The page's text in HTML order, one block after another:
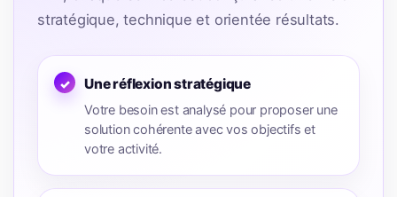
stratégique, technique et orientée résultats.
Une réflexion stratégique
Votre besoin est analysé pour proposer une
solution cohérente avec vos objectifs et
votre activité.